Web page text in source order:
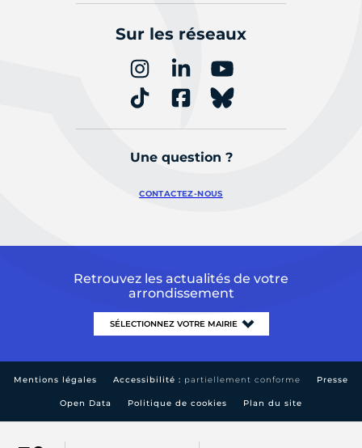
Sur les réseaux
Une question ?
CONTACTEZ-NOUS
Retrouvez les actualités de votre
arrondissement
Mentions légales Accessibilité : partiellement conforme Presse
Open Data Politique de cookies Plan du site